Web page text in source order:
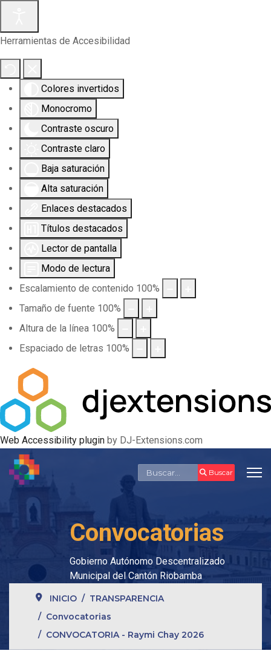
Herramientas de Accesibilidad
Colores invertidos
Monocromo
Contraste oscuro
Contraste claro
Baja saturación
Alta saturación
Enlaces destacados
Títulos destacados
Lector de pantalla
Modo de lectura
Escalamiento de contenido 100%
Tamaño de fuente 100%
Altura de la línea 100%
Espaciado de letras 100%
Web Accessibility plugin by DJ-Extensions.com
Buscar Buscar
Convocatorias
Gobierno Autónomo Descentralizado
Municipal del Cantón Riobamba
INICIO
TRANSPARENCIA
Convocatorias
CONVOCATORIA - Raymi Chay 2026